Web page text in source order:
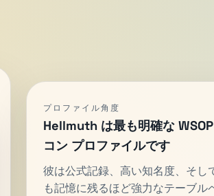
プロファイル角度
Hellmuth は最も明確な
コン プロファイルです
彼は公式記録、高い知名度、そし
も記憶に残るほど強力なテーブル